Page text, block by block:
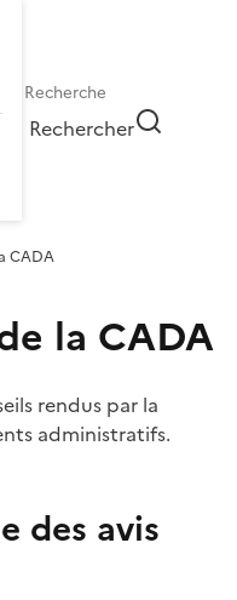
Rechercher
CADA
la CADA
rendus par la
administratifs.
des avis